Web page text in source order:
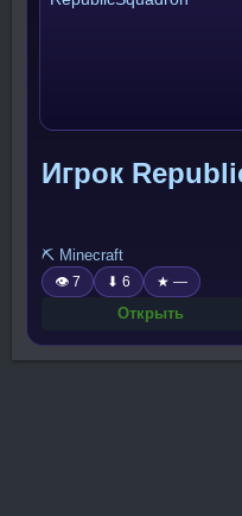
Игрок
⛏️ Minecraft
👁 7 ⬇ 6 ★ —
Открыть